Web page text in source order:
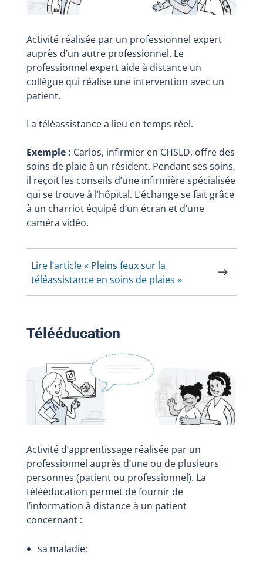
Activité réalisée par un professionnel expert
auprès d’un autre professionnel. Le
professionnel expert aide à distance un
collègue qui réalise une intervention avec un
patient.
La téléassistance a lieu en temps réel.
Exemple : Carlos, infirmier en CHSLD, offre des
soins de plaie à un résident. Pendant ses soins,
il reçoit les conseils d’une infirmière spécialisée
qui se trouve à l’hôpital. L’échange se fait grâce
à un charriot équipé d’un écran et d’une
caméra vidéo.
Lire l’article « Pleins feux sur la
téléassistance en soins de plaies »
Télééducation
Activité d’apprentissage réalisée par un
professionnel auprès d’une ou de plusieurs
personnes (patient ou professionnel). La
télééducation permet de fournir de
l’information à distance à un patient
concernant :
sa maladie;